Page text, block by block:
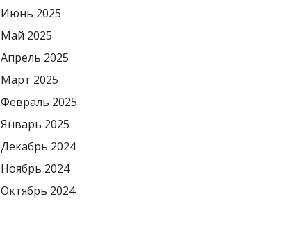
Июнь 2025
Май 2025
Апрель 2025
Март 2025
Февраль 2025
Январь 2025
Декабрь 2024
Ноябрь 2024
Октябрь 2024